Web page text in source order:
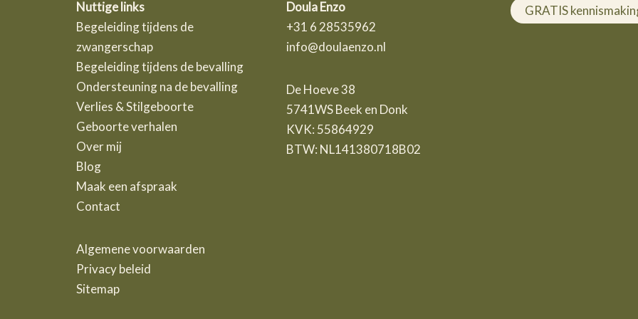
Nuttige links
Begeleiding tijdens de
zwangerschap
Begeleiding tijdens de bevalling
Ondersteuning na de bevalling
Verlies & Stilgeboorte
Geboorte verhalen
Over mij
Blog
Maak een afspraak
Contact
Algemene voorwaarden
Privacy beleid
Sitemap
Doula Enzo
+31 6 28535962
info@doulaenzo.nl
De Hoeve 38
5741WS Beek en Donk
KVK: 55864929
BTW: NL141380718B02
GRATIS